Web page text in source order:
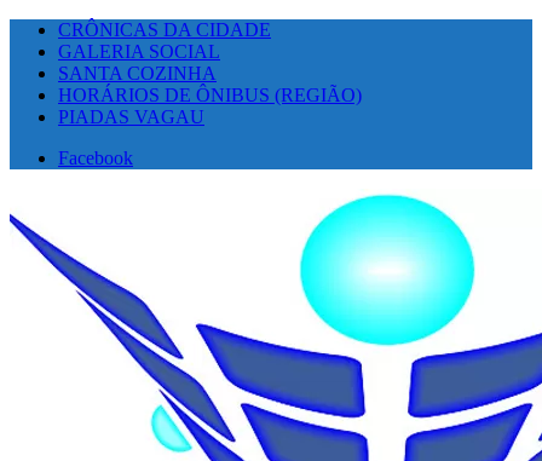
CRÔNICAS DA CIDADE
GALERIA SOCIAL
SANTA COZINHA
HORÁRIOS DE ÔNIBUS (REGIÃO)
PIADAS VAGAU
Facebook